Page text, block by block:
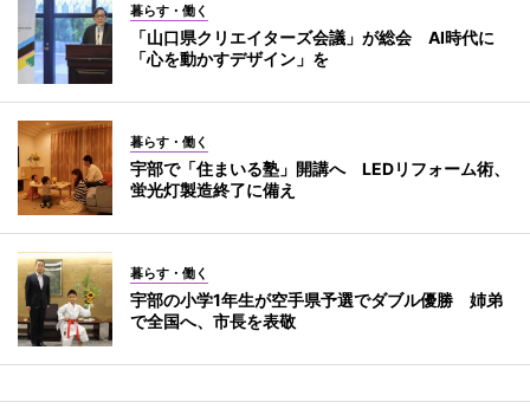
暮らす・働く
「山口県クリエイターズ会議」が総会 AI時代に
「心を動かすデザイン」を
暮らす・働く
宇部で「住まいる塾」開講へ LEDリフォーム術、
蛍光灯製造終了に備え
暮らす・働く
宇部の小学1年生が空手県予選でダブル優勝 姉弟
で全国へ、市長を表敬